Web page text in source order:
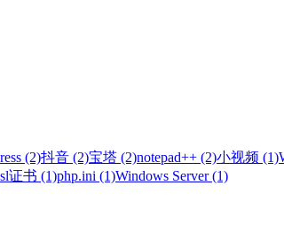
(2)抖音 (2)宝塔 (2)notepad++ (2)小视频 (1)
证书 (1)php.ini (1)Windows Server (1)